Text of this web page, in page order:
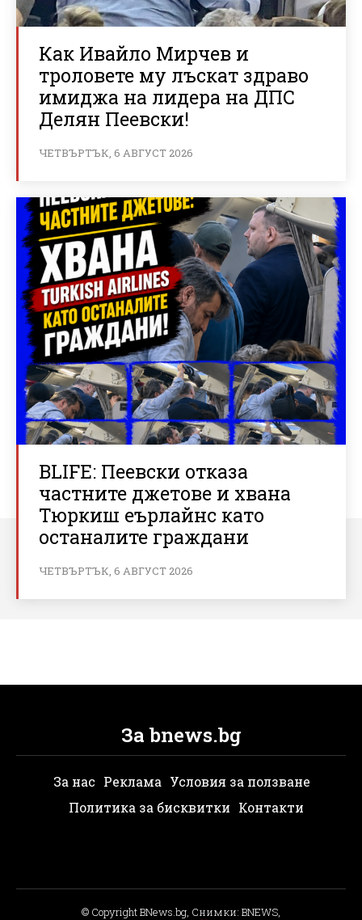
Как Ивайло Мирчев и
троловете му лъскат здраво
имиджа на лидера на ДПС
Делян Пеевски!
ЧЕТВЪРТЪК, 6 АВГУСТ 2026
BLIFE: Пеевски отказа
частните джетове и хвана
Тюркиш еърлайнс като
останалите граждани
ЧЕТВЪРТЪК, 6 АВГУСТ 2026
За bnews.bg
За нас Реклама Условия за ползване
Политика за бисквитки Контакти
© Copyright BNews.bg, Снимки: BNEWS,